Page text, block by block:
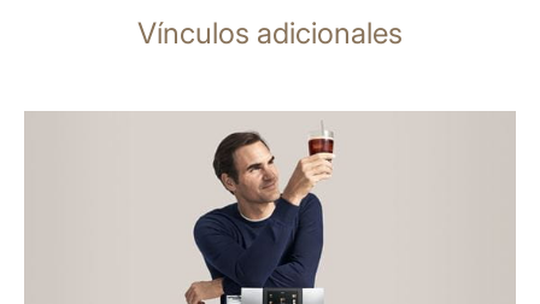
Vínculos adicionales